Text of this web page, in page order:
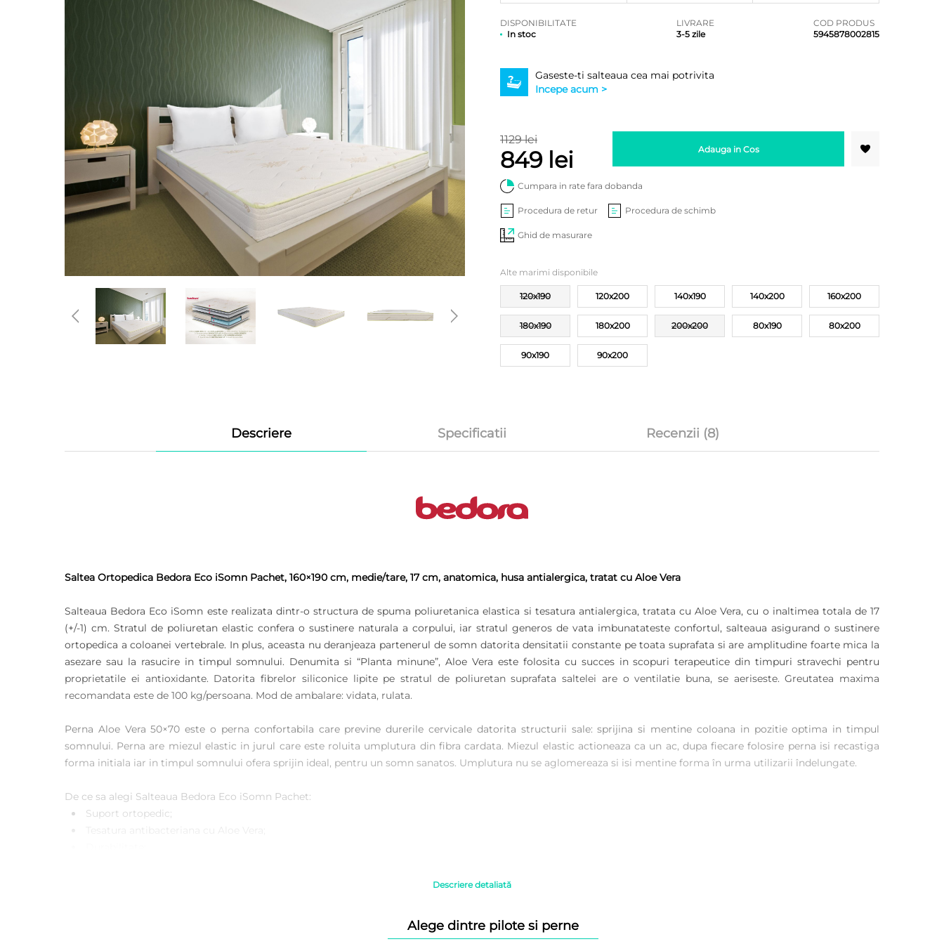
DISPONIBILITATE
In stoc
LIVRARE
3-5 zile
COD PRODUS
5945878002815
Gaseste-ti salteaua cea mai potrivita
Incepe acum >
1129 lei
849 lei Adauga in Cos
Cumpara in rate fara dobanda
Procedura de retur Procedura de schimb
Ghid de masurare
Alte marimi disponibile
120x190 120x200 140x190 140x200 160x200
180x190 180x200 200x200 80x190 80x200
90x190 90x200
Descriere Specificatii Recenzii (8)
Saltea Ortopedica Bedora Eco iSomn Pachet, 160×190 cm, medie/tare, 17 cm, anatomica, husa antialergica, tratat cu Aloe Vera
Salteaua Bedora Eco iSomn este realizata dintr-o structura de spuma poliuretanica elastica si tesatura antialergica, tratata cu Aloe Vera, cu o inaltimea totala de 17
(+/-1) cm. Stratul de poliuretan elastic confera o sustinere naturala a corpului, iar stratul generos de vata imbunatateste confortul, salteaua asigurand o sustinere
ortopedica a coloanei vertebrale. In plus, aceasta nu deranjeaza partenerul de somn datorita densitatii constante pe toata suprafata si are amplitudine foarte mica la
asezare sau la rasucire in timpul somnului. Denumita si “Planta minune”, Aloe Vera este folosita cu succes in scopuri terapeutice din timpuri stravechi pentru
proprietatile ei antioxidante. Datorita fibrelor siliconice lipite pe stratul de poliuretan suprafata saltelei are o ventilatie buna, se aeriseste. Greutatea maxima
recomandata este de 100 kg/persoana. Mod de ambalare: vidata, rulata.
Perna Aloe Vera 50×70 este o perna confortabila care previne durerile cervicale datorita structurii sale: sprijina si mentine coloana in pozitie optima in timpul
somnului. Perna are miezul elastic in jurul care este roluita umplutura din fibra cardata. Miezul elastic actioneaza ca un ac, dupa fiecare folosire perna isi recastiga
forma initiala iar in timpul somnului ofera sprijin ideal, pentru un somn sanatos. Umplutura nu se aglomereaza si isi mentine forma în urma utilizarii îndelungate.
De ce sa alegi Salteaua Bedora Eco iSomn Pachet:
Suport ortopedic;
Indicata pentru toate pozitiile de dormit: pe spate, pe lateral si pe stomac.
Setul 80×190 cm; 80×200 cm; 90×190 cm; 90×200 cm; 120×190 cm; 120×200 cm contine o perna Aloe Vera de 50×70 cm. Perna se afla in interiorul pachetului.
Descriere detaliată
Alege dintre pilote si perne